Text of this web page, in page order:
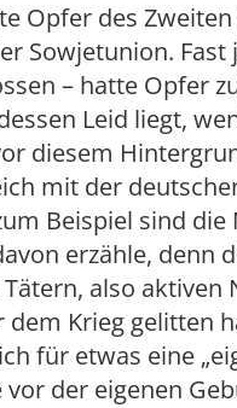
Opfer des
Sowjetunion.
– hatte Opfer
Leid liegt,
diesem
mit der
Beispiel sind
erzähle, denn
also aktiven
dem Krieg gelitten
für etwas eine
vor der eigenen